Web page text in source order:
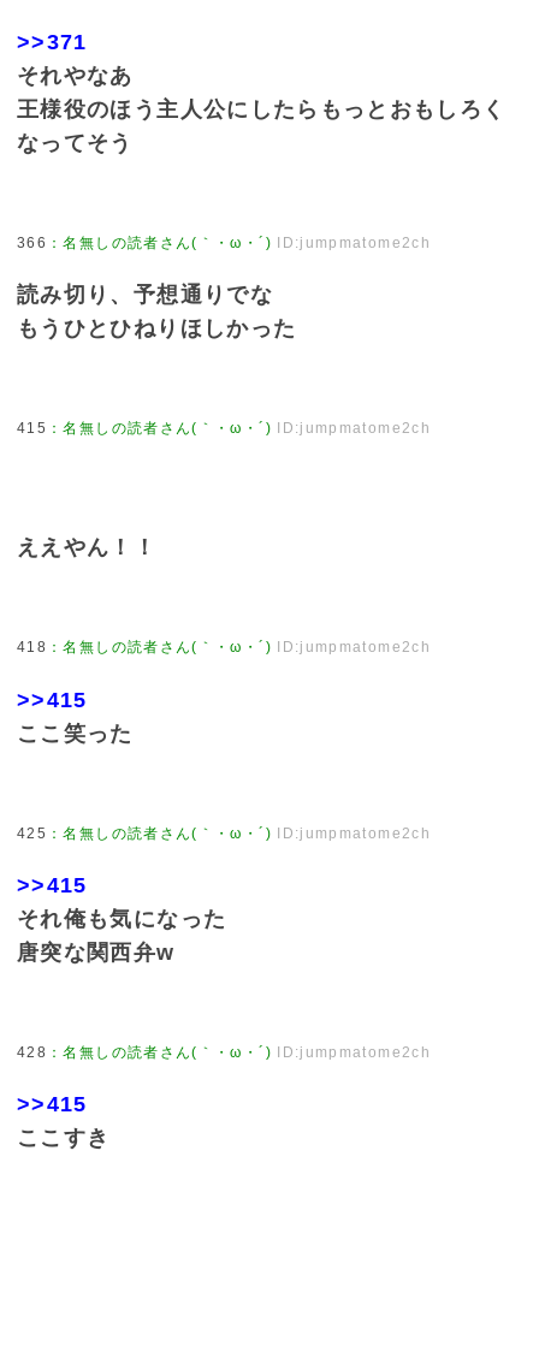
>>371
それやなあ
王様役のほう主人公にしたらもっとおもしろく
なってそう
366 ：名無しの読者さん(｀・ω・´) ID:jumpmatome2ch
読み切り、予想通りでな
もうひとひねりほしかった
415 ：名無しの読者さん(｀・ω・´) ID:jumpmatome2ch
ええやん！！
418 ：名無しの読者さん(｀・ω・´) ID:jumpmatome2ch
>>415
ここ笑った
425 ：名無しの読者さん(｀・ω・´) ID:jumpmatome2ch
>>415
それ俺も気になった
唐突な関西弁w
428 ：名無しの読者さん(｀・ω・´) ID:jumpmatome2ch
>>415
ここすき